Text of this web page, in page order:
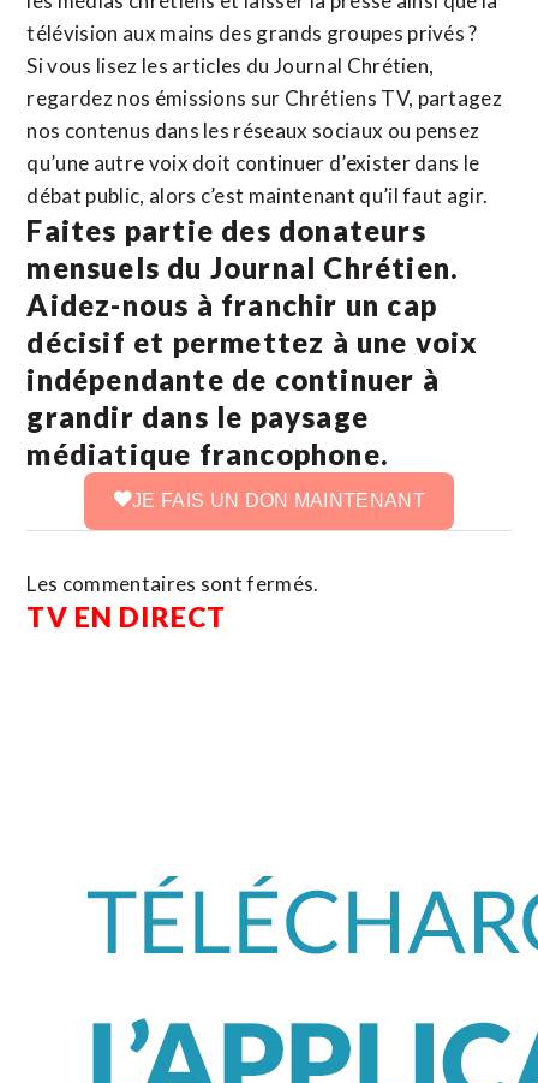
télévision aux mains des grands groupes privés ?
Si vous lisez les articles du Journal Chrétien,
regardez nos émissions sur Chrétiens TV, partagez
nos contenus dans les réseaux sociaux ou pensez
qu’une autre voix doit continuer d’exister dans le
débat public, alors c’est maintenant qu’il faut agir.
Faites partie des donateurs
mensuels du Journal Chrétien.
Aidez-nous à franchir un cap
décisif et permettez à une voix
indépendante de continuer à
grandir dans le paysage
médiatique francophone.
JE FAIS UN DON MAINTENANT
Les commentaires sont fermés.
TV EN DIRECT